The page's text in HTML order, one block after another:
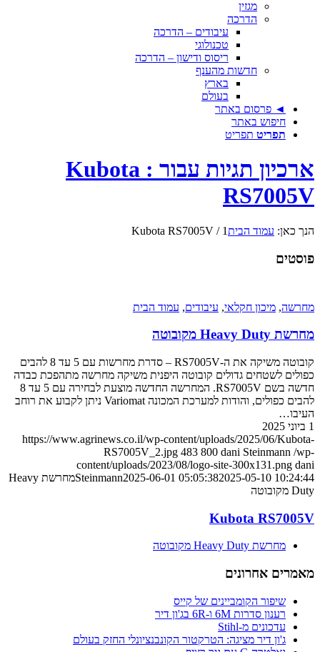
מגזין
הדרכה
עיבודים – הדרכה
טכנולוגי
ריסוס ודישון – הדרכה
חדשות מהענף
בארץ
בעולם
◄ פרסום באתר
חיפוש באתר
תפריט תפריט
ארכיון תגיות עבור : Kubota
RS7005V
הנך כאן: עמוד הבית1
/
Kubota RS7005V
פוסטים
מחרשה, מיכון חקלאי, עיבודים, עמוד הבית
מחרשת Heavy Duty מקובוטה
קובוטה משיקה את ה-RS7005V – סדרת מחרשות עם 5 עד 8 להבים
כפולים לשטחים גדולים קובוטה היפנית משיקה מחרשה מתהפכת כבדה
חדשה בשם RS7005V. המחרשה החדשה מוצעת לבחירה עם 5 עד 8
להבים כפולים, והודות למערכת המכונה Variomat ניתן לקבוע את רוחב
העיבו…
1 ביוני 2025
https://www.agrinews.co.il/wp-content/uploads/2025/06/Kubota-
RS7005V_2.jpg 483 800 dani Steinmann /wp-
content/uploads/2023/08/logo-site-300x131.png dani
Steinmann2025-06-01 05:05:382025-05-10 10:24:44
מחרשת Heavy
Duty מקובוטה
Kubota RS7005V
מחרשת Heavy Duty מקובוטה
מאמרים אחרונים
שיפור הקומביינים של קייס
רענון סדרות 6M ו-6R בג'ון דיר
עדכונים מ-Stihl
ג'ון דיר מציגה: הטרקטור הקונבנציונלי החזק בעולם